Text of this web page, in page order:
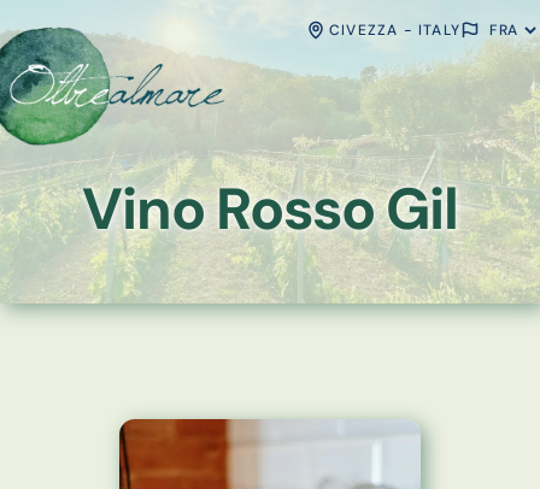
CIVEZZA - ITALY
Vino Rosso Gil